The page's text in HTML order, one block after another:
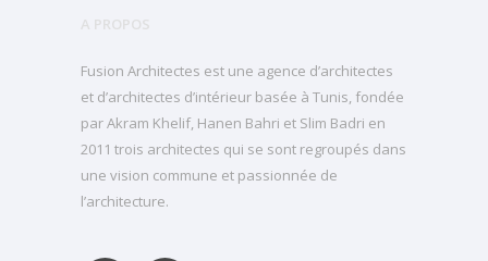
A PROPOS
Fusion Architectes est une agence d’architectes
et d’architectes d’intérieur basée à Tunis, fondée
par Akram Khelif, Hanen Bahri et Slim Badri en
2011 trois architectes qui se sont regroupés dans
une vision commune et passionnée de
l’architecture.